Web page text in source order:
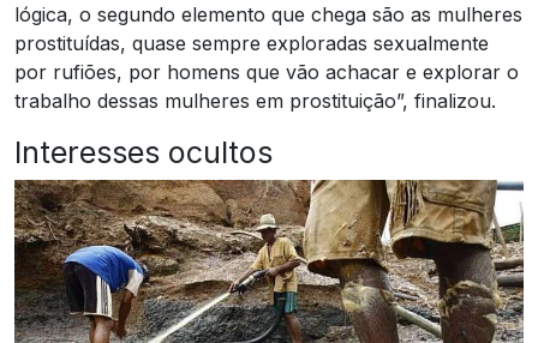
lógica, o segundo elemento que chega são as mulheres
prostituídas, quase sempre exploradas sexualmente
por rufiões, por homens que vão achacar e explorar o
trabalho dessas mulheres em prostituição”, finalizou.
Interesses ocultos